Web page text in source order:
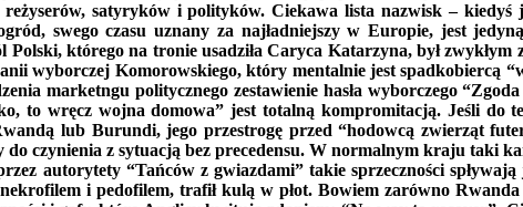
satyryków i polityków. Ciekawa lista nazwisk –
swego czasu uznany za najładniejszy w Europie, jest
Polski, którego na tronie usadziła Caryca Katarzyna, był
wyborczej Komorowskiego, który mentalnie jest spadkobiercą
marketngu politycznego zestawienie hasła wyborczego
to wręcz wojna domowa” jest totalną kompromitacją. Jeśli do
lub Burundi, jego przestrogę przed “hodowcą zwierząt
czynienia z sytuacją bez precedensu. W normalnym kraju taki
autorytety “Tańców z gwiazdami” takie sprzeczności
i pedofilem, trafił kulą w płot. Bowiem zarówno